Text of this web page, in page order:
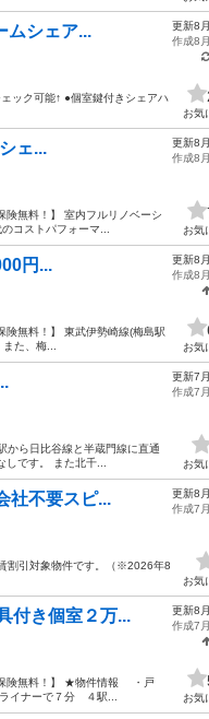
ムシェア...
ック可能↑ ●個室鍵付きシェアハ
更新8
作成8
お気
ェ...
険無料！】 室内フルリノベーシ
コストパフォーマ...
更新8
作成8
お気
円...
険無料！】 東武伊勢崎線(梅島駅
た、梅...
更新8
作成8
お気
から日比谷線と半蔵門線に直通
です。 また北千...
更新7
作成7
お気
社不要スピ...
割引対象物件です。（※2026年8
更新8
作成7
お気
付き個室２万...
保険無料！】 ★物件情報 ・戸
ーで７分 ４駅...
更新8
作成7
お気